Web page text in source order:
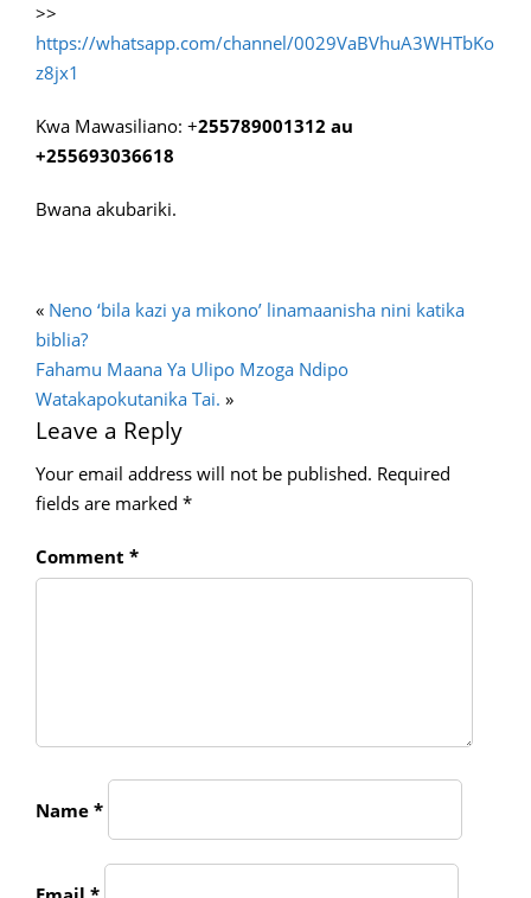
>>
https://whatsapp.com/channel/0029VaBVhuA3WHTbKo
z8jx1
Kwa Mawasiliano: +255789001312 au
+255693036618
Bwana akubariki.
« Neno ‘bila kazi ya mikono’ linamaanisha nini katika
biblia?
Fahamu Maana Ya Ulipo Mzoga Ndipo
Watakapokutanika Tai. »
Leave a Reply
Your email address will not be published. Required
fields are marked *
Comment *
Name *